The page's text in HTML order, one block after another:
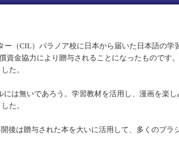
（CIL）パラノア校に日本から届いた日本語の学
金協力により贈与されることになったものです
た。
無いであろう。学習教材を活用し、漫画を楽
た。
は贈与された本を大いに活用して、多くのブラ